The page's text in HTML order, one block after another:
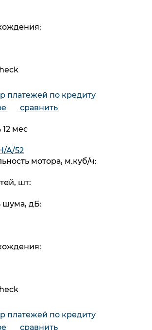
платежей по кредиту
сравнить
12 мес
A/52
мотора, м.куб/ч:
шт:
шума, дБ:
платежей по кредиту
сравнить